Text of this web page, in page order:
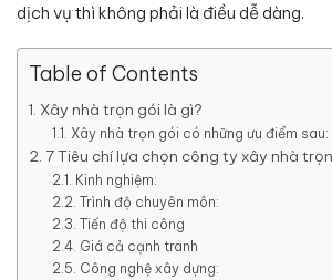
dịch vụ thì không phải là điều dễ dàng.
Table of Contents
Xây nhà trọn gói là gì?
Xây nhà trọn gói có những ưu điểm sau:
7 Tiêu chí lựa chọn công ty xây nhà
Kinh nghiệm:
Trình độ chuyên môn:
Tiến độ thi công
Giá cả cạnh tranh
Công nghệ xây dựng: